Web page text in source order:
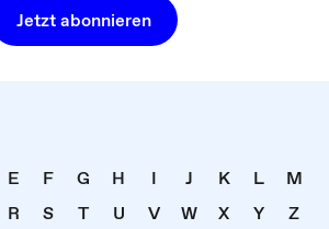
Jetzt abonnieren
E F G H I J K L
M
R S T U V W X Y
Z